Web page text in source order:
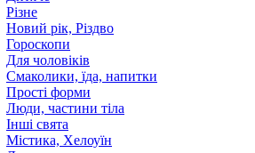
Різне
Новий рік, Різдво
Гороскопи
Для чоловіків
Смаколики, їда, напитки
Прості форми
Люди, частини тіла
Інші свята
Містика, Хелоуїн